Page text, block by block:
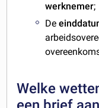
werknemer;
De
Welke